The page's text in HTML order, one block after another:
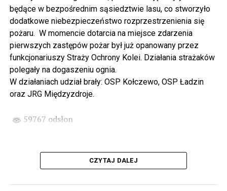
spod biblioteki). O godzinie 19.00 w kolegiacie
wysłuchamy organowego koncertu w wykonaniu
państwa Witkowskich.
Wyjątkowym wydarzeniem będzie koncert w wykonaniu
Kawuś Music Project, podczas którego wysłuchamy
polskich przebojów w jazzowej aranżacji (godz. 20.00
przed biblioteką). Podczas koncertu zaplanowaliśmy dla
Projektów Interreg VI A – Kultura i zrównoważona
turystyka.
będące w bezpośrednim sąsiedztwie lasu, co stworzyło
dodatkowe niebezpieczeństwo rozprzestrzenienia się
pożaru. W momencie dotarcia na miejsce zdarzenia
pierwszych zastępów pożar był już opanowany przez
funkcjonariuszy Straży Ochrony Kolei. Działania strażaków
polegały na dogaszeniu ognia.
W działaniach udział brały: OSP Kołczewo, OSP Ładzin
oraz JRG Międzyzdroje.
59767 odsłon
CZYTAJ DALEJ